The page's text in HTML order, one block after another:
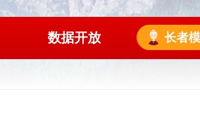
数据开放 长者